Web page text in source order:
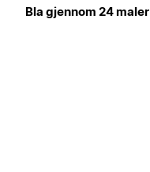
Bla gjennom 24 maler